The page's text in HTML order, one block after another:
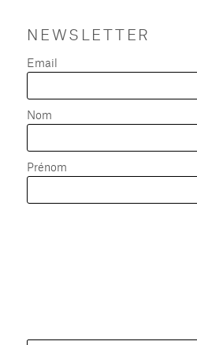
NEWSLETTER
Email
Nom
Prénom